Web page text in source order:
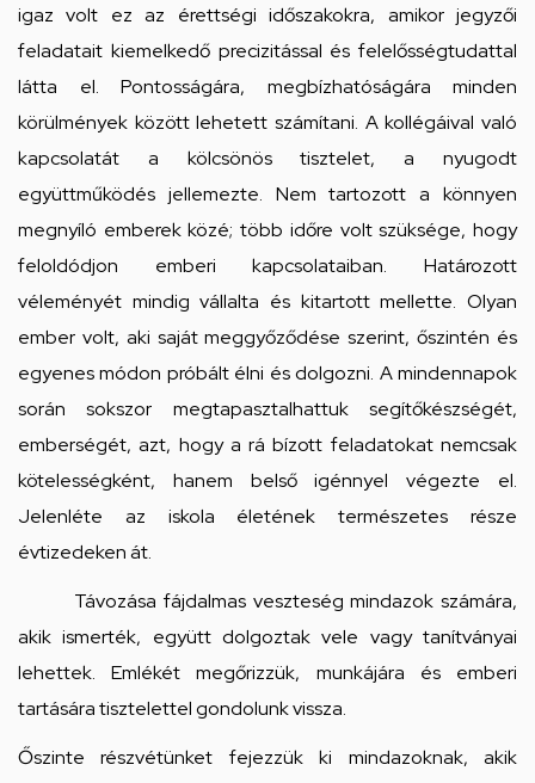
igaz volt ez az érettségi időszakokra, amikor jegyzői
feladatait kiemelkedő precizitással és felelősségtudattal
látta el. Pontosságára, megbízhatóságára minden
körülmények között lehetett számítani. A kollégáival való
kapcsolatát a kölcsönös tisztelet, a nyugodt
együttműködés jellemezte. Nem tartozott a könnyen
megnyíló emberek közé; több időre volt szüksége, hogy
feloldódjon emberi kapcsolataiban. Határozott
véleményét mindig vállalta és kitartott mellette. Olyan
ember volt, aki saját meggyőződése szerint, őszintén és
egyenes módon próbált élni és dolgozni. A mindennapok
során sokszor megtapasztalhattuk segítőkészségét,
emberségét, azt, hogy a rá bízott feladatokat nemcsak
kötelességként, hanem belső igénnyel végezte el.
Jelenléte az iskola életének természetes része
évtizedeken át.
Távozása fájdalmas veszteség mindazok számára,
akik ismerték, együtt dolgoztak vele vagy tanítványai
lehettek. Emlékét megőrizzük, munkájára és emberi
tartására tisztelettel gondolunk vissza.
Őszinte részvétünket fejezzük ki mindazoknak, akik